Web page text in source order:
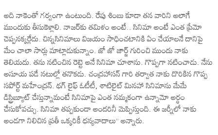
అది నాకెంతో గ‌ర్వంగా ఉంటుంది. రేపు శింబు కూడా త‌న వారిని అలాగే
ముందుకు తీసుకెళ్లాలి. నాజ‌ర్‌కు త‌మిళం అంటే.. సినిమా అంటే ఎంత ప్రేమో
చెప్ప‌నక్క‌ర్లేదు. చిన్న‌సినిమాలు విజ‌యం సాధించ‌టానికి ఏం చేయాల‌నే దానిపై
మేం చాలా సార్లు మాట్లాడుకున్నాం. జో జో జార్జ్ గురించి ముందు నాకు
తెలియ‌దు. త‌ను న‌టించిన రెట్టె అనే సినిమా చూశాను. గొప్ప‌గా న‌టించాడు. నేను
అసూయ ప‌డే న‌టుల్లో త‌నొక‌డు. చంద్ర‌హాస‌న్ గారి త‌ర్వాత నాకు దొరికిన గొప్ప
స‌పోర్ట్ మ‌హేంద్ర‌న్‌. థ‌గ్ లైఫ్ ఓటీటీ, శాటిలైట్ మిన‌హా సినిమాను మేమే
డిస్ట్రిబ్యూట్ చేస్తున్నామంటే సినిమాపై ఎంత న‌మ్మ‌కంగా ఉన్నామో అర్థం
చేసుకోవ‌చ్చు. సినిమా త‌ప్ప‌కుండా అంద‌రినీ మెప్పిస్తుంది. ఈ జ‌ర్నీలో నాకు
అండ‌గా నిలిచిన ప్ర‌తీ ఒక్క‌రికీ ధ‌న్య‌వాదాలు’’ అన్నారు.